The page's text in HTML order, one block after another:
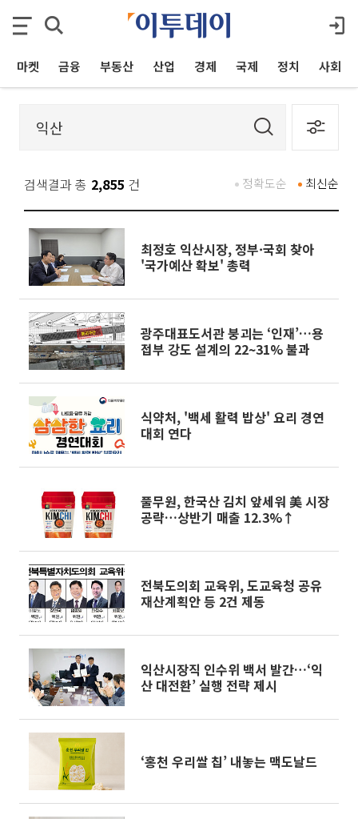
마켓 금융 부동산 산업 경제 국제 정치 사회
검색결과 총 2,855 건 최신순
정확도순
최정호 익산시장, 정부·국회 찾아
'국가예산 확보' 총력
광주대표도서관 붕괴는 ‘인재’…용
접부 강도 설계의 22~31% 불과
식약처, '백세 활력 밥상' 요리 경연
대회 연다
풀무원, 한국산 김치 앞세워 美 시장
공략…상반기 매출 12.3%↑
전북도의회 교육위, 도교육청 공유
재산계획안 등 2건 제동
익산시장직 인수위 백서 발간…‘익
산 대전환’ 실행 전략 제시
‘홍천 우리쌀 칩’ 내놓는 맥도날드